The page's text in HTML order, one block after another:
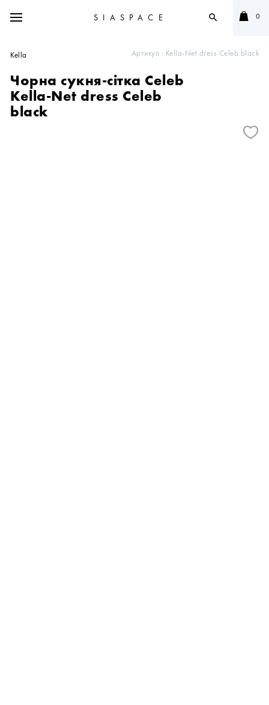
SIASPACE search 0
Артикул : Kella-Net dress Celeb black
Kella
Чорна сукня-сітка Celeb
Kella-Net dress Celeb
black